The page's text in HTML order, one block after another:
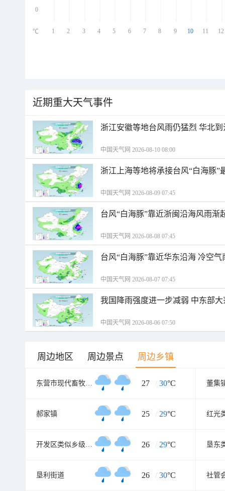
0
1 2 3 4 5 6 7 8 9 10 11 12
℃
近期重大天气事件
浙江安徽等地台风雨仍猛烈 华北
中国天气网 2026-08-10 08:00
浙江上海等地将承接台风“白海豚”
中国天气网 2026-08-09 07:45
台风“白海豚”靠近浙闽沿海风雨渐
中国天气网 2026-08-08 07:45
台风“白海豚”靠近华东沿海 冷空
中国天气网 2026-08-07 07:45
我国降雨强度进一步减弱 中东部
中国天气网 2026-08-06 07:50
周边地区 周边景点 周边乡镇
东营市现代畜牧业示范区类似乡级单位 27 / 30°C 董集
郝家镇 25 / 29°C 红光
开发区类似乡级单位 26 / 29°C 垦东
垦利街道 26 / 30°C